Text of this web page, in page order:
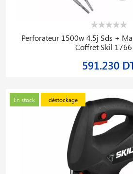
Perforateur 1500w 4.5j Sds +
Coffret Skil
591.230
En stock déstockage